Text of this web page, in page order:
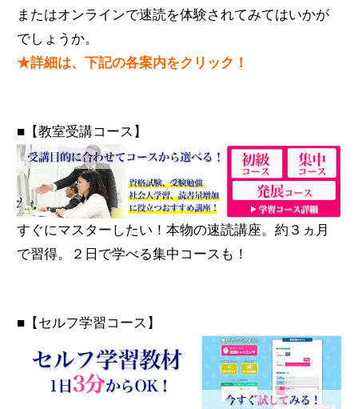
またはオンラインで速読を体験されてみてはいかが
でしょうか。
★詳細は、下記の各案内をクリック！
■【教室受講コース】
すぐにマスターしたい！本物の速読講座。約３ヵ月
で習得。２日で学べる集中コースも！
■【セルフ学習コース】